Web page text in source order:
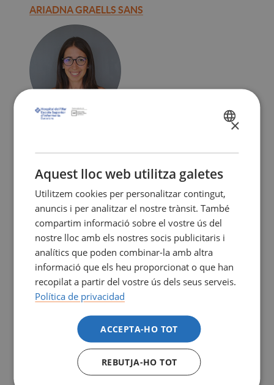
ARIADNA GRAELLS SANS
MONTSE SANCLEMENTE DALMAU
msanclemente@esimar.edu.es
ESTHER INSA CALDERÓN
SPANISH
×
Aquest lloc web utilitza galetes
Utilitzem cookies per personalitzar contingut,
anuncis i per analitzar el nostre trànsit. També
compartim informació sobre el vostre ús del
nostre lloc amb els nostres socis publicitaris i
analítics que poden combinar-la amb altra
informació que els heu proporcionat o que han
recopilat a partir del vostre ús dels seus serveis.
Política de privacidad
ACCEPTA-HO TOT
REBUTJA-HO TOT